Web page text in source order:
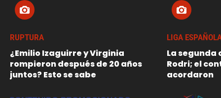
RUPTURA
¿Emilio Izaguirre y Virginia
rompieron después de 20 años
juntos? Esto se sabe
LIGA
La
Rodri; el
acordaron